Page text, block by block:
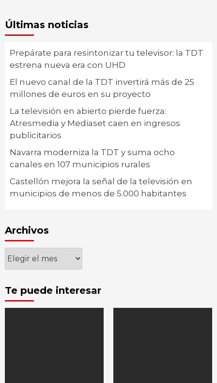
Últimas noticias
Prepárate para resintonizar tu televisor: la TDT
estrena nueva era con UHD
El nuevo canal de la TDT invertirá más de 25
millones de euros en su proyecto
La televisión en abierto pierde fuerza:
Atresmedia y Mediaset caen en ingresos
publicitarios
Navarra moderniza la TDT y suma ocho
canales en 107 municipios rurales
Castellón mejora la señal de la televisión en
municipios de menos de 5.000 habitantes
Archivos
Te puede interesar